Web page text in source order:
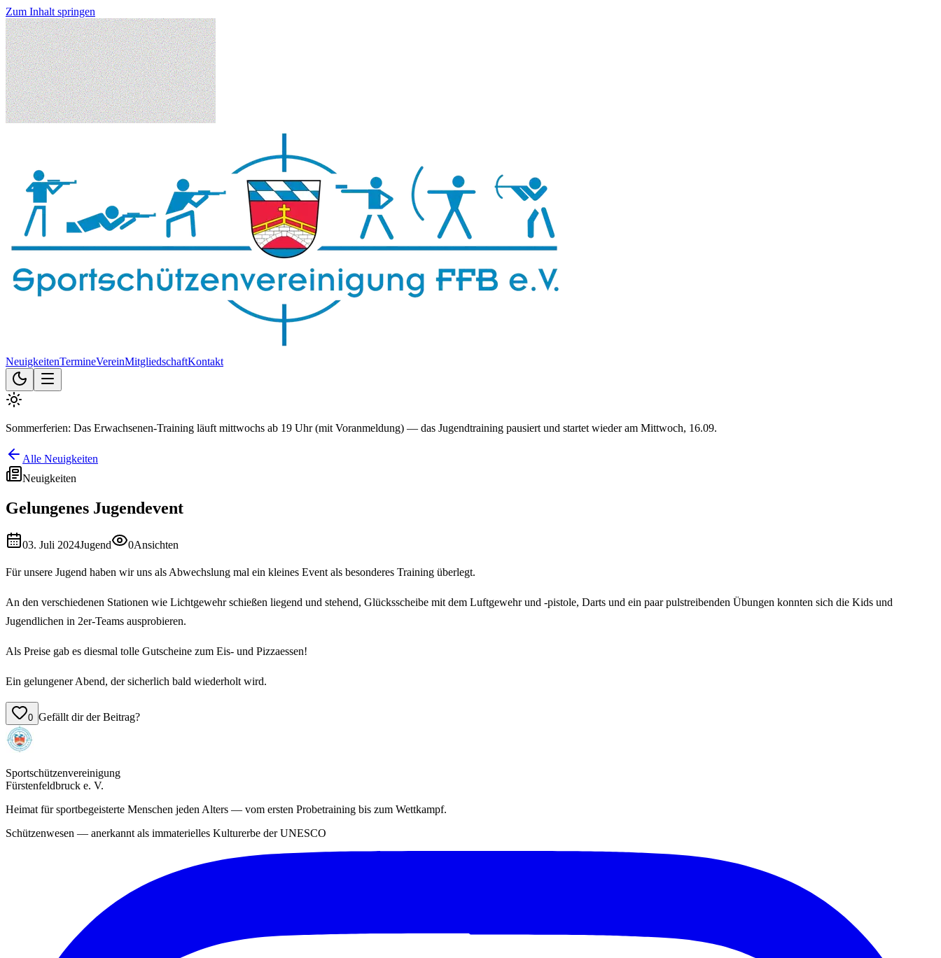
Zum Inhalt springen
NeuigkeitenTermineVereinMitgliedschaftKontakt
Sommerferien: Das Erwachsenen-Training läuft mittwochs ab 19 Uhr (mit Voranmeldung) — das Jugendtraining pausiert und startet wieder am Mittwoch, 16.09.
Alle Neuigkeiten
Neuigkeiten
Gelungenes Jugendevent
03. Juli 2024Jugend 0Ansichten
Für unsere Jugend haben wir uns als Abwechslung mal ein kleines Event als besonderes Training überlegt.
An den verschiedenen Stationen wie Lichtgewehr schießen liegend und stehend, Glücksscheibe mit dem Luftgewehr und -pistole, Darts und ein paar pulstreibenden Übungen konnten sich die Kids und
Jugendlichen in 2er-Teams ausprobieren.
Als Preise gab es diesmal tolle Gutscheine zum Eis- und Pizzaessen!
Ein gelungener Abend, der sicherlich bald wiederholt wird.
0 Gefällt dir der Beitrag?
Sportschützenvereinigung
Fürstenfeldbruck e. V.
Heimat für sportbegeisterte Menschen jeden Alters — vom ersten Probetraining bis zum Wettkampf.
Schützenwesen — anerkannt als immaterielles Kulturerbe der UNESCO